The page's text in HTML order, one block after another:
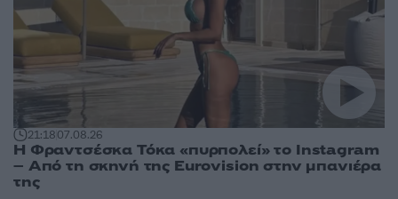
21:1807.08.26
Η Φραντσέσκα Τόκα «πυρπολεί» το Instagram
– Από τη σκηνή της Eurovision στην μπανιέρα
της